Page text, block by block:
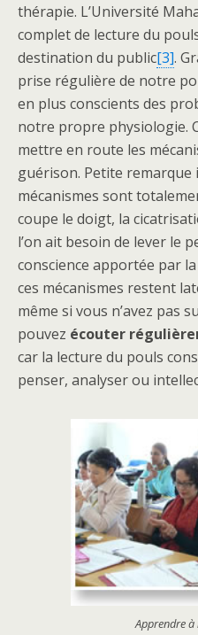
thérapie. L’Université
complet de lecture du
destination du public[3].
prise régulière de notre
en plus conscients des
notre propre physiologie.
mettre en route les
guérison. Petite remarque
mécanismes sont
coupe le doigt, la
l’on ait besoin de lever le
conscience apportée par
ces mécanismes restent
même si vous n’avez pas
pouvez écouter
car la lecture du pouls
penser, analyser ou
Apprendre à